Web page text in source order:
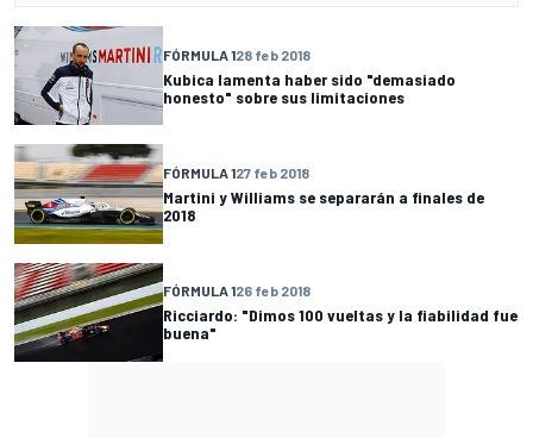
FÓRMULA 128 feb 2018
Kubica lamenta haber sido "demasiado
honesto" sobre sus limitaciones
FÓRMULA 127 feb 2018
Martini y Williams se separarán a finales de
2018
FÓRMULA 126 feb 2018
Ricciardo: "Dimos 100 vueltas y la fiabilidad fue
buena"